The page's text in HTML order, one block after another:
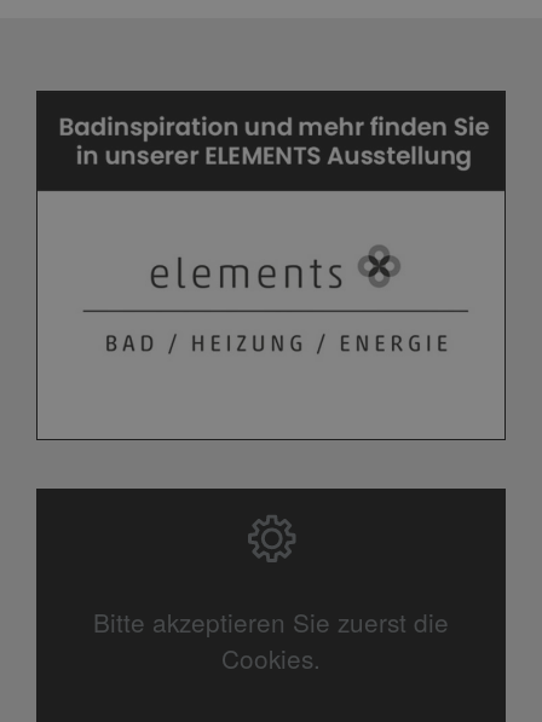
Bitte akzeptieren Sie zuerst die
Cookies.